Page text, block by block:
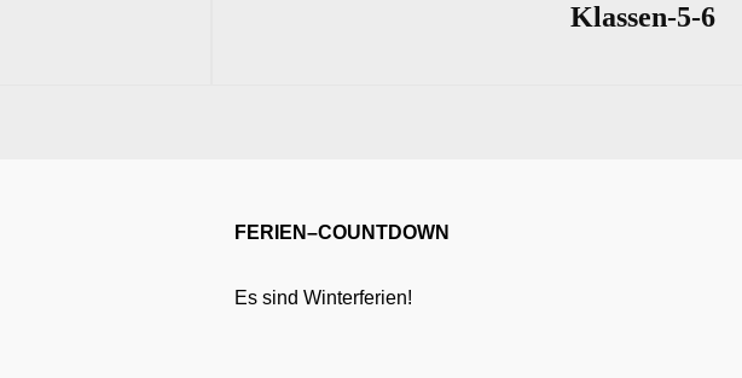
Klassen-5-6
FERIEN–COUNTDOWN
Es sind Winterferien!